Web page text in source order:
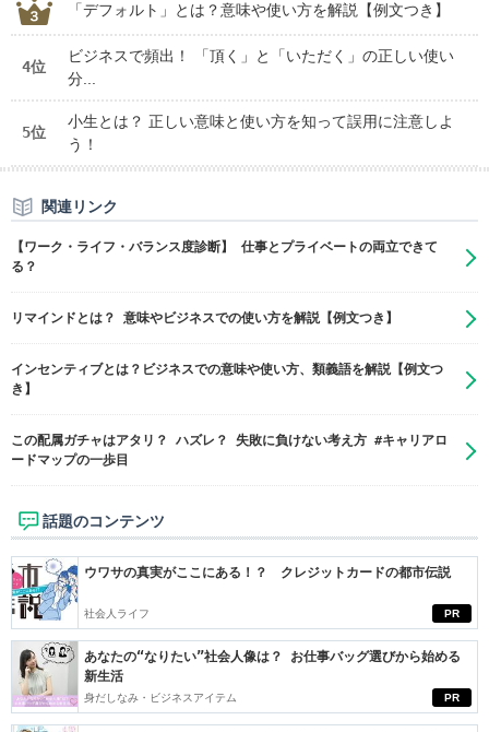
「デフォルト」とは？意味や使い方を解説【例文つき】
4位
ビジネスで頻出！ 「頂く」と「いただく」の正しい使い
分...
5位
小生とは？ 正しい意味と使い方を知って誤用に注意しよ
う！
関連リンク
【ワーク・ライフ・バランス度診断】 仕事とプライベートの両立できて
る？
リマインドとは？ 意味やビジネスでの使い方を解説【例文つき】
インセンティブとは？ビジネスでの意味や使い方、類義語を解説【例文つ
き】
この配属ガチャはアタリ？ ハズレ？ 失敗に負けない考え方 #キャリアロ
ードマップの一歩目
話題のコンテンツ
PR
ウワサの真実がここにある！？ クレジットカードの都市伝説
社会人ライフ
PR
あなたの“なりたい”社会人像は？ お仕事バッグ選びから始める
新生活
身だしなみ・ビジネスアイテム